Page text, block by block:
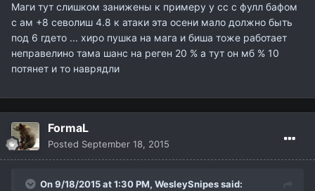
Маги тут слишком занижены к примеру у сс с фулл бафом
с ам +8 севолиш 4.8 к атаки эта осени мало должно быть
под 6 гдето ... хиро пушка на мага и биша тоже работает
неправелино тама шанс на реген 20 % а тут он мб % 10
потянет и то наврядли
FormaL
Posted September 18, 2015
On 9/18/2015 at 1:30 PM, WesleySnipessaid: